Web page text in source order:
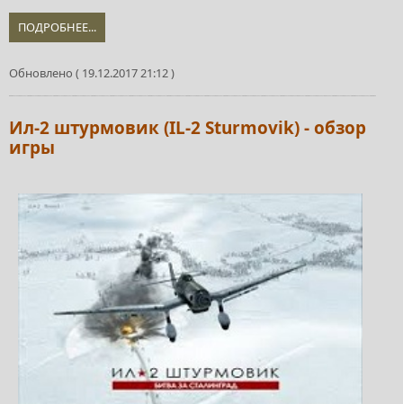
ПОДРОБНЕЕ...
Обновлено ( 19.12.2017 21:12 )
Ил-2 штурмовик (IL-2 Sturmovik) - обзор
игры